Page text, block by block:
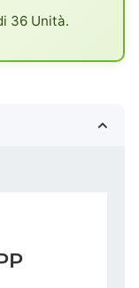
36 Unità.